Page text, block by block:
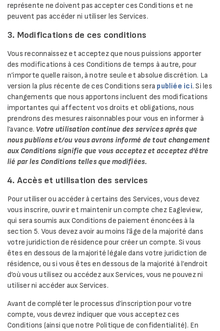
représente ne doivent pas accepter ces Conditions et ne
peuvent pas accéder ni utiliser les Services.
3. Modifications de ces conditions
Vous reconnaissez et acceptez que nous puissions apporter
des modifications à ces Conditions de temps à autre, pour
n’importe quelle raison, à notre seule et absolue discrétion. La
version la plus récente de ces Conditions sera publiée ici. Si les
changements que nous apportons incluent des modifications
importantes qui affectent vos droits et obligations, nous
prendrons des mesures raisonnables pour vous en informer à
l’avance. Votre utilisation continue des services après que
nous publions et/ou vous avrons informé de tout changement
aux Conditions signifie que vous acceptez et acceptez d’être
lié par les Conditions telles que modifiées.
4. Accès et utilisation des services
Pour utiliser ou accéder à certains des Services, vous devez
vous inscrire, ouvrir et maintenir un compte chez Eagleview,
qui sera soumis aux Conditions de paiement énoncées à la
section 5. Vous devez avoir au moins l’âge de la majorité dans
votre juridiction de résidence pour créer un compte. Si vous
êtes en dessous de la majorité légale dans votre juridiction de
résidence, ou si vous êtes en dessous de la majorité à l’endroit
d’où vous utilisez ou accédez aux Services, vous ne pouvez ni
utiliser ni accéder aux Services.
Avant de compléter le processus d’inscription pour votre
compte, vous devrez indiquer que vous acceptez ces
Conditions (ainsi que notre Politique de confidentialité). En